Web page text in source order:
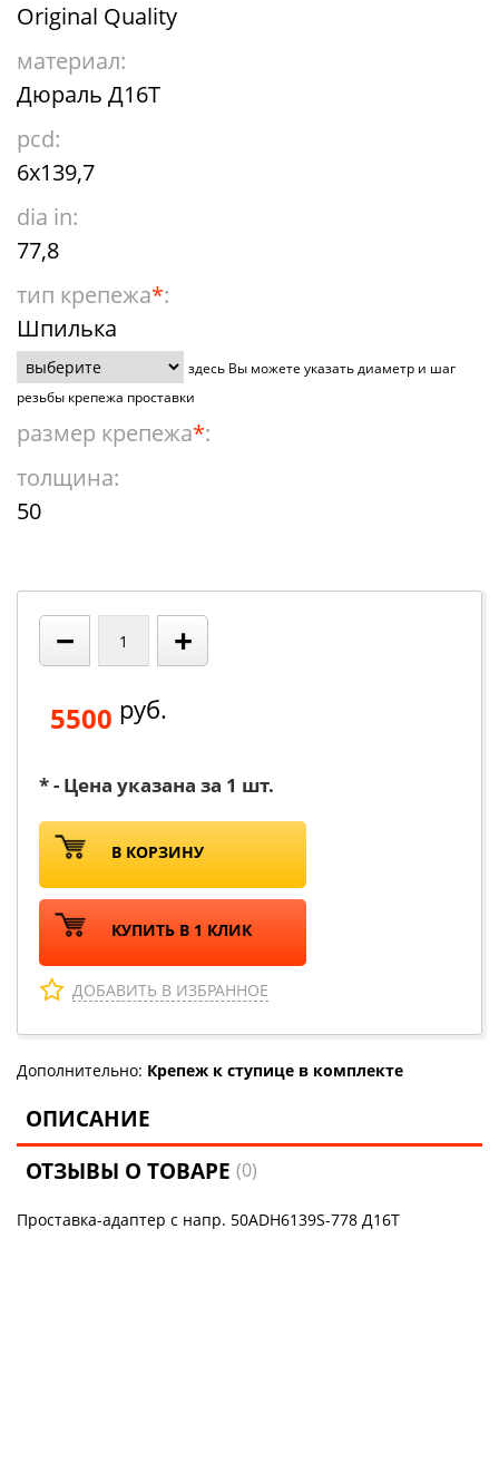
Original Quality
материал:
Дюраль Д16Т
pcd:
6x139,7
dia in:
77,8
тип крепежа*:
Шпилька
здесь Вы можете указать диаметр и шаг
резьбы крепежа проставки
размер крепежа*:
толщина:
50
− +
5500 руб.
* - Цена указана за 1 шт.
В КОРЗИНУ
КУПИТЬ В 1 КЛИК
ДОБАВИТЬ В ИЗБРАННОЕ
Дополнительно: Крепеж к ступице в комплекте
ОПИСАНИЕ
ОТЗЫВЫ О ТОВАРЕ(0)
Проставка-адаптер с напр. 50ADH6139S-778 Д16Т